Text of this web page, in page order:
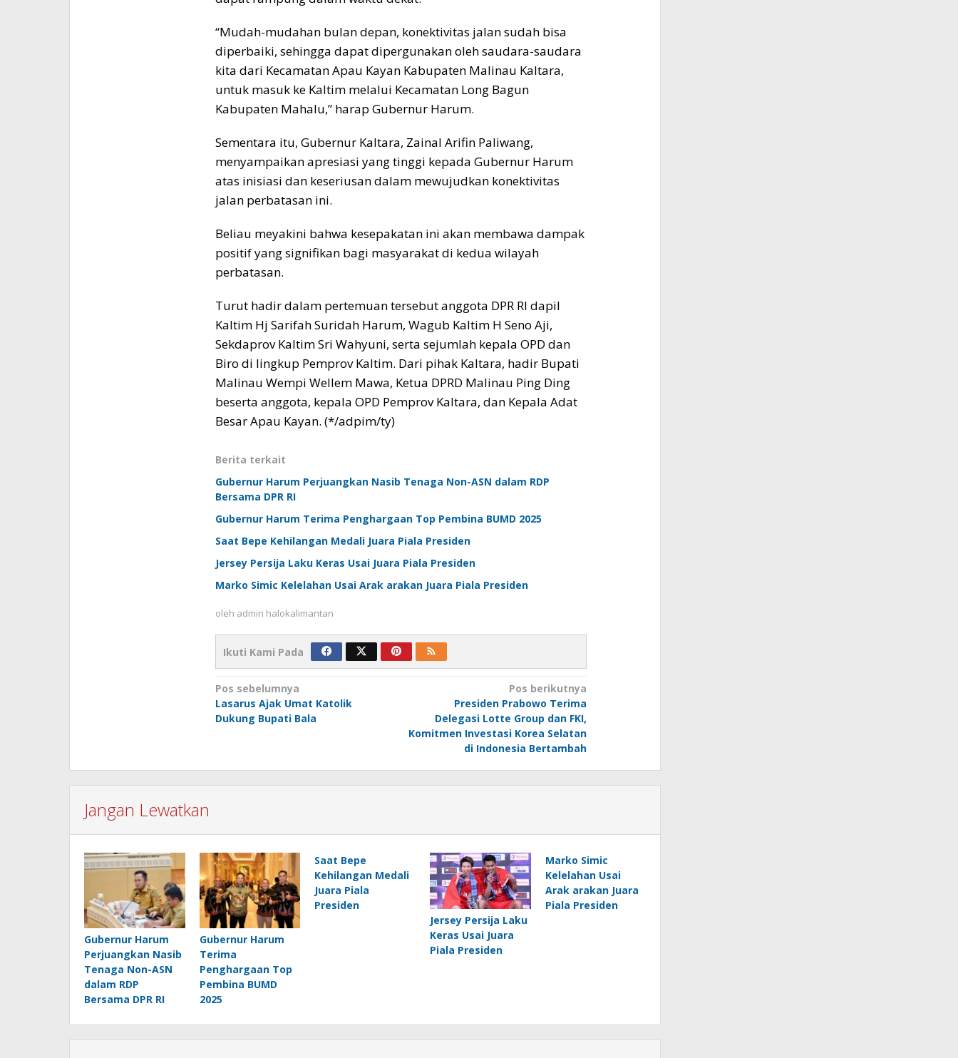
“Mudah-mudahan bulan depan, konektivitas jalan sudah bisa
diperbaiki, sehingga dapat dipergunakan oleh saudara-saudara
kita dari Kecamatan Apau Kayan Kabupaten Malinau Kaltara,
untuk masuk ke Kaltim melalui Kecamatan Long Bagun
Kabupaten Mahalu,” harap Gubernur Harum.
Sementara itu, Gubernur Kaltara, Zainal Arifin Paliwang,
menyampaikan apresiasi yang tinggi kepada Gubernur Harum
atas inisiasi dan keseriusan dalam mewujudkan konektivitas
jalan perbatasan ini.
Beliau meyakini bahwa kesepakatan ini akan membawa dampak
positif yang signifikan bagi masyarakat di kedua wilayah
perbatasan.
Turut hadir dalam pertemuan tersebut anggota DPR RI dapil
Kaltim Hj Sarifah Suridah Harum, Wagub Kaltim H Seno Aji,
Sekdaprov Kaltim Sri Wahyuni, serta sejumlah kepala OPD dan
Biro di lingkup Pemprov Kaltim. Dari pihak Kaltara, hadir Bupati
Malinau Wempi Wellem Mawa, Ketua DPRD Malinau Ping Ding
beserta anggota, kepala OPD Pemprov Kaltara, dan Kepala Adat
Besar Apau Kayan. (*/adpim/ty)
Berita terkait
Gubernur Harum Perjuangkan Nasib Tenaga Non-ASN dalam RDP
Bersama DPR RI
Gubernur Harum Terima Penghargaan Top Pembina BUMD 2025
Saat Bepe Kehilangan Medali Juara Piala Presiden
Jersey Persija Laku Keras Usai Juara Piala Presiden
Marko Simic Kelelahan Usai Arak arakan Juara Piala Presiden
oleh admin halokalimantan
Ikuti Kami Pada
Navigasi
pos
Pos sebelumnya
Lasarus Ajak Umat Katolik
Dukung Bupati Bala
Pos berikutnya
Presiden Prabowo Terima
Delegasi Lotte Group dan FKI,
Komitmen Investasi Korea Selatan
di Indonesia Bertambah
Jangan Lewatkan
Gubernur Harum
Perjuangkan Nasib
Tenaga Non-ASN
dalam RDP
Bersama DPR RI
Gubernur Harum
Terima
Penghargaan Top
Pembina BUMD
2025
Saat Bepe
Kehilangan Medali
Juara Piala
Presiden
Jersey Persija Laku
Keras Usai Juara
Piala Presiden
Marko Simic
Kelelahan Usai
Arak arakan Juara
Piala Presiden